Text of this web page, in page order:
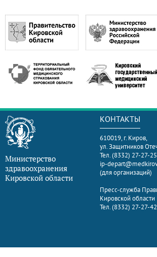
Министерство
здравоохранения
Кировской области
КОНТАКТЫ
610019, г. Киров,
ул. Защитников
Тел. (8332) 27-27-
ip-
(для организаций)
Пресс-служба
Кировской области
Тел. (8332) 27-27-